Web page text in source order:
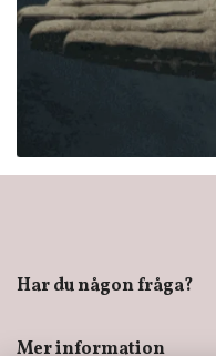
Har du någon fråga?
Mer information